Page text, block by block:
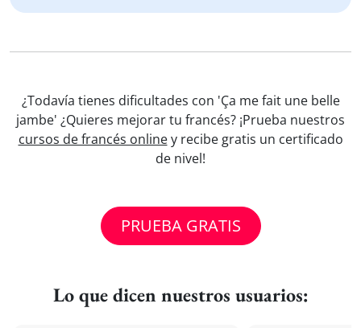
¿Todavía tienes dificultades con 'Ça me fait une belle
jambe' ¿Quieres mejorar tu francés? ¡Prueba nuestros
cursos de francés onliney recibe gratis un certificado
de nivel!
PRUEBA GRATIS
Lo que dicen nuestros usuarios: